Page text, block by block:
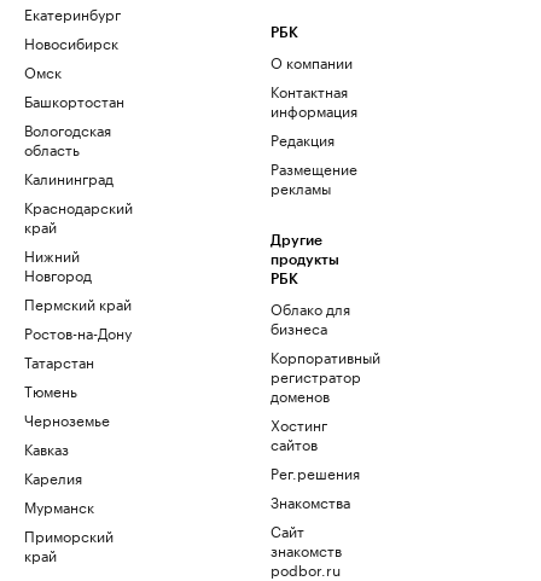
Екатеринбург
Новосибирск
Омск
Башкортостан
Вологодская
область
Калининград
Краснодарский
край
Нижний
Новгород
Пермский край
Ростов-на-Дону
Татарстан
Тюмень
Черноземье
Кавказ
Карелия
Мурманск
Приморский
край
РБК
О компании
Контактная
информация
Редакция
Размещение
рекламы
Другие
продукты
РБК
Облако для
бизнеса
Корпоративный
регистратор
доменов
Хостинг
сайтов
Рег.решения
Знакомства
Сайт
знакомств
podbor.ru